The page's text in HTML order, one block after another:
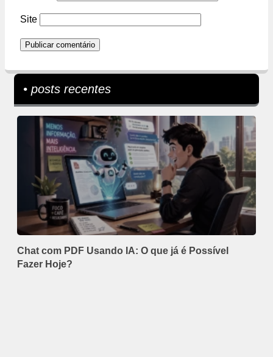
Site
• posts recentes
Chat com PDF Usando IA: O que já é Possível
Fazer Hoje?